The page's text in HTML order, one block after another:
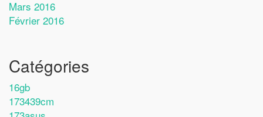
Mars 2016
Février 2016
Catégories
16gb
173439cm